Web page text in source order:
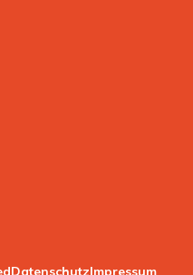
DatenschutzImpressum